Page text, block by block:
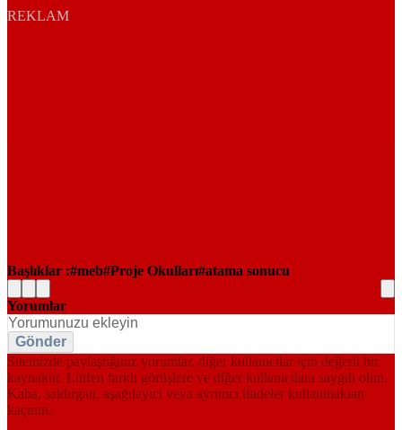
REKLAM
Başlıklar : meb Proje Okulları atama sonucu
Yorumlar
Gönder
Sitemizde paylaştığınız yorumlar, diğer kullanıcılar için değerli bir
kaynaktır. Lütfen farklı görüşlere ve diğer kullanıcılara saygılı olun.
Kaba, saldırgan, aşağılayıcı veya ayrımcı ifadeler kullanmaktan
kaçının.